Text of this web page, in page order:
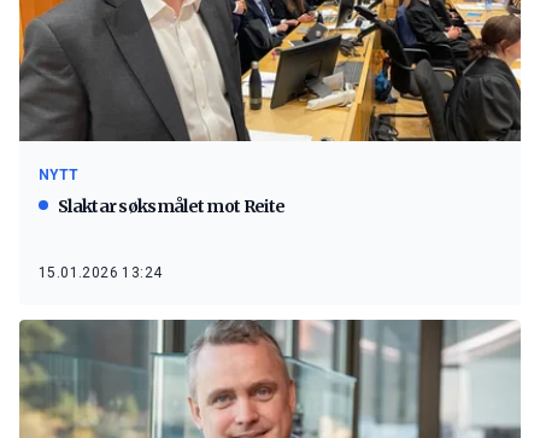
NYTT
Slaktar søksmålet mot Reite
15.01.2026 13:24